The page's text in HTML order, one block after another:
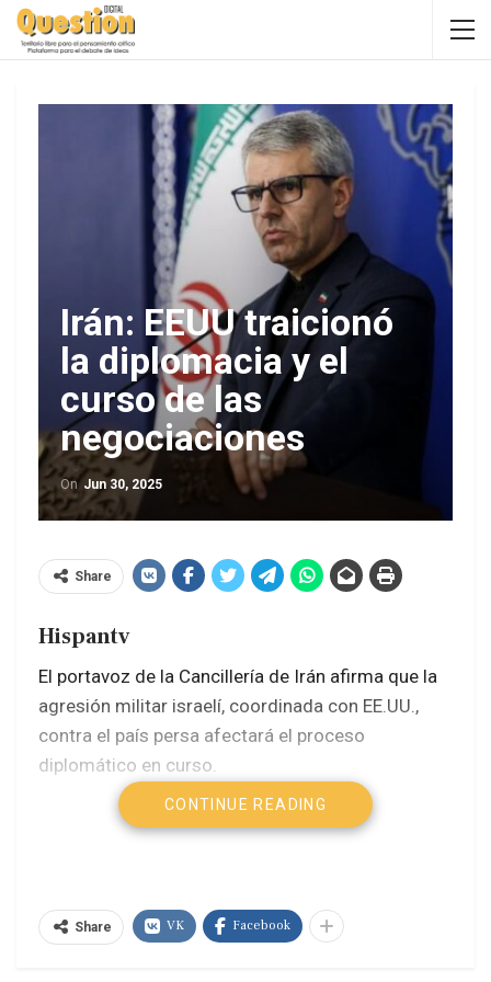
Irán: EEUU traicionó
la diplomacia y el
curso de las
negociaciones
On Jun 30, 2025
Share
Hispantv
El portavoz de la Cancillería de Irán afirma que la
agresión militar israelí, coordinada con EE.UU.,
contra el país persa afectará el proceso
diplomático en curso.
Irán: Argentina está del lado equivocado
Washington Post: conversaciones
CONTINUE READING
Share VK Facebook